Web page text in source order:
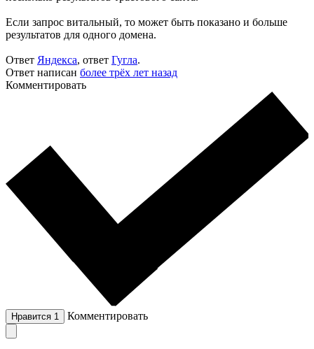
Если запрос витальный, то может быть показано и больше
результатов для одного домена.
Ответ Яндекса, ответ Гугла.
Ответ написан более трёх лет назад
Комментировать
Нравится 1 Комментировать